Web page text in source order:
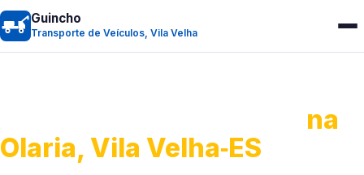
Guincho
Transporte de Veículos, Vila Velha
na
Olaria, Vila Velha‑ES